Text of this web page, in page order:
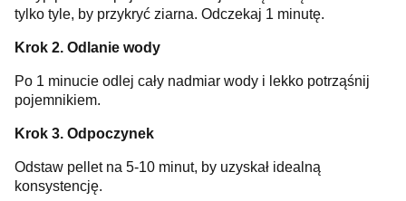
tylko tyle, by przykryć ziarna. Odczekaj 1 minutę.
Krok 2. Odlanie wody
Po 1 minucie odlej cały nadmiar wody i lekko potrząśnij
pojemnikiem.
Krok 3. Odpoczynek
Odstaw pellet na 5-10 minut, by uzyskał idealną
konsystencję.